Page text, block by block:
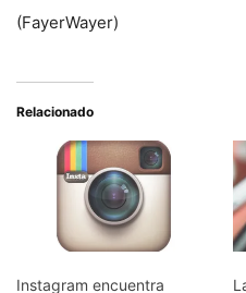
(FayerWayer)
Relacionado
Instagram encuentra